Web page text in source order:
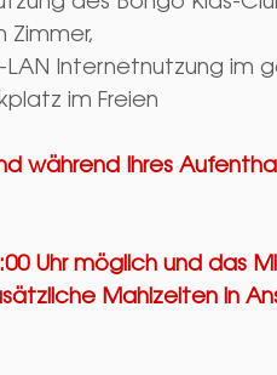
Zimmer,
LAN Internetnutzung im
im Freien
während Ihres
Uhr möglich und das
Mahlzeiten in